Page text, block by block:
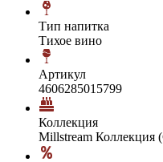
Тип напитка
Тихое вино
Артикул
4606285015799
Коллекция
Millstream Коллекция